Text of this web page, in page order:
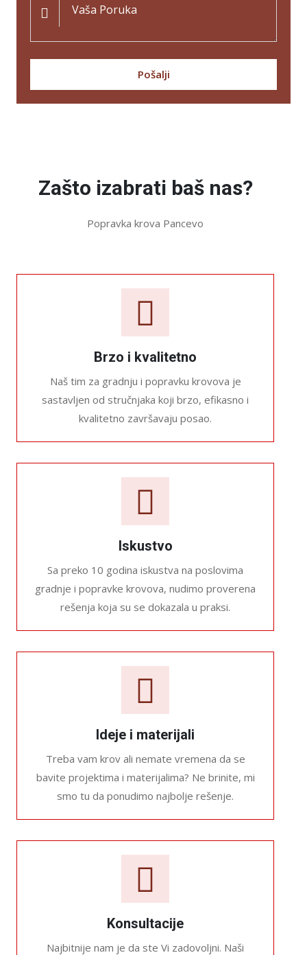
Pošalji
Zašto izabrati baš nas?
Popravka krova Pancevo
Brzo i kvalitetno
Naš tim za gradnju i popravku krovova je
sastavljen od stručnjaka koji brzo, efikasno i
kvalitetno završavaju posao.
Iskustvo
Sa preko 10 godina iskustva na poslovima
gradnje i popravke krovova, nudimo proverena
rešenja koja su se dokazala u praksi.
Ideje i materijali
Treba vam krov ali nemate vremena da se
bavite projektima i materijalima? Ne brinite, mi
smo tu da ponudimo najbolje rešenje.
Konsultacije
Najbitnije nam je da ste Vi zadovoljni. Naši